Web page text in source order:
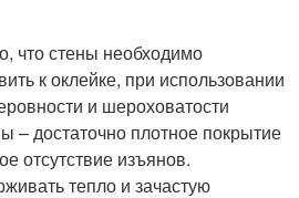
что стены необходимо
к оклейке, при использовании
и шероховатости
– достаточно плотное покрытие
отсутствие изъянов.
тепло и зачастую